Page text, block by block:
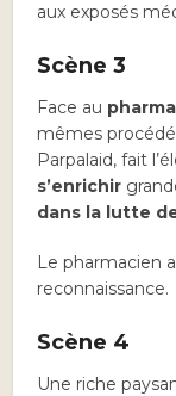
aux exposés
Scène 3
Face au
mêmes
Parpalaid, fait
s’enrichir
dans la lutte
Le pharmacien
reconnaissance.
Scène 4
Une riche